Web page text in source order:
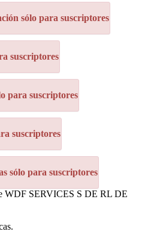
sólo para suscriptores
suscriptores
para suscriptores
suscriptores
sólo para suscriptores
WDF SERVICES S DE RL DE